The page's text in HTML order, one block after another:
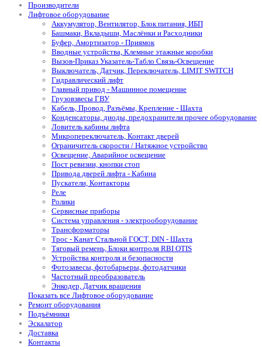
Производители
Лифтовое оборудование
Аккумулятор, Вентилятор, Блок питания, ИБП
Башмаки, Вкладыши, Маслёнки и Расходники
Буфер, Амортизатор - Приямок
Вводные устройства, Клемные этажные коробки
Вызов-Приказ Указатель-Табло Связь-Освещение
Выключатель, Датчик, Переключатель, LIMIT SWITCH
Гидравлический лифт
Главный привод - Машинное помещение
Грузовзвесы ГВУ
Кабель, Провод, Разъёмы, Крепление - Шахта
Конденсаторы, диоды, предохранители прочее оборудование
Ловитель кабины лифта
Микропереключатель, Контакт дверей
Ограничитель скорости / Натяжное устройство
Освещение, Аварийное освещение
Пост ревизии, кнопки стоп
Привода дверей лифта - Кабина
Пускатели, Контакторы
Реле
Ролики
Сервисные приборы
Система управления - электрооборудование
Трансформаторы
Трос - Канат Стальной ГОСТ, DIN - Шахта
Тяговый ремень, Блоки контроля RBI OTIS
Устройства контроля и безопасности
Фотозавесы, фотобарьеры, фотодатчики
Частотный преобразователь
Энкодер, Датчик вращения
Показать все Лифтовое оборудование
Ремонт оборудования
Подъёмники
Эскалатор
Доставка
Контакты